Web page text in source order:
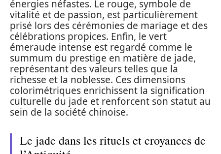
énergies néfastes. Le rouge, symbole de
vitalité et de passion, est particulièrement
prisé lors des cérémonies de mariage et des
célébrations propices. Enfin, le vert
émeraude intense est regardé comme le
summum du prestige en matière de jade,
représentant des valeurs telles que la
richesse et la noblesse. Ces dimensions
colorimétriques enrichissent la signification
culturelle du jade et renforcent son statut au
sein de la société chinoise.
Le jade dans les rituels et croyances de